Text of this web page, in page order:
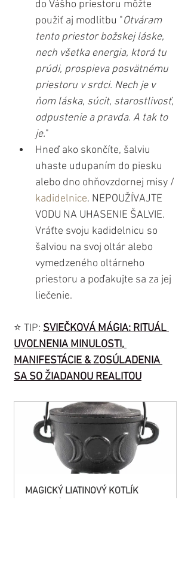
do Vášho priestoru môžte
použiť aj modlitbu "Otváram
tento priestor božskej láske,
nech všetka energia, ktorá tu
prúdi, prospieva posvätnému
priestoru v srdci. Nech je v
ňom láska, súcit, starostlivosť,
odpustenie a pravda. A tak to
je."
Hneď ako skončíte, šalviu
uhaste udupaním do piesku
alebo dno ohňovzdornej misy /
kadidelnice. NEPOUŽÍVAJTE
VODU NA UHASENIE ŠALVIE.
Vráťte svoju kadidelnicu so
šalviou na svoj oltár alebo
vymedzeného oltárneho
priestoru a poďakujte sa za jej
liečenie.
⭐️ TIP: SVIEČKOVÁ MÁGIA: RITUÁL
UVOĽNENIA MINULOSTI,
MANIFESTÁCIE & ZOSÚLADENIA
SA SO ŽIADANOU REALITOU
MAGICKÝ LIATINOVÝ KOTLÍK